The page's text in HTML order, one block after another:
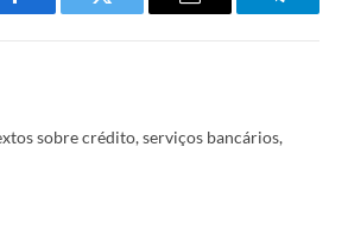
Facebook Twitter Email Telegram
sobre crédito, serviços bancários,